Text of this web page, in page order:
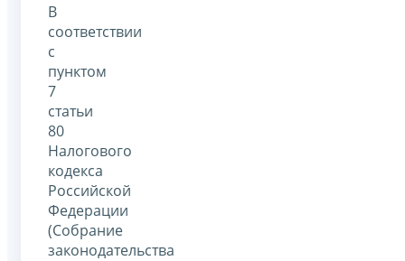
В
соответствии
с
пунктом
7
статьи
80
Налогового
кодекса
Российской
Федерации
(Собрание
законодательства